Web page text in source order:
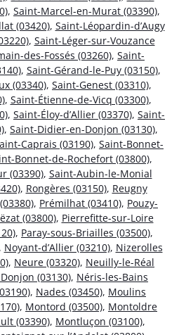
, Saint-Marcel-en-Murat (03390),
(03420), Saint-Léopardin-d’Augy
, Saint-Léger-sur-Vouzance
des-Fossés (03260), Saint-
, Saint-Gérand-le-Puy (03150),
(03340), Saint-Genest (03310),
, Saint-Étienne-de-Vicq (03300),
, Saint-Éloy-d’Allier (03370), Saint-
, Saint-Didier-en-Donjon (03130),
Caprais (03190), Saint-Bonnet-
Bonnet-de-Rochefort (03800),
(03390), Saint-Aubin-le-Monial
, Rongères (03150), Reugny
, Prémilhat (03410), Pouzy-
(03800), Pierrefitte-sur-Loire
, Paray-sous-Briailles (03500),
Noyant-d’Allier (03210), Nizerolles
, Neure (03320), Neuilly-le-Réal
(03130), Néris-les-Bains
, Nades (03450), Moulins
, Montord (03500), Montoldre
(03390), Montluçon (03100),